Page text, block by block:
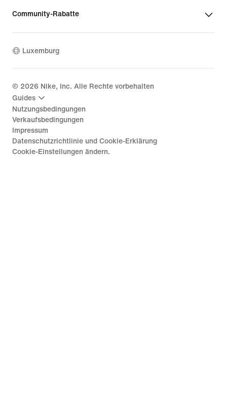
Community-Rabatte
Luxemburg
© 2026 Nike, Inc. Alle Rechte vorbehalten
Guides
Nutzungsbedingungen
Verkaufsbedingungen
Impressum
Datenschutzrichtlinie und Cookie-Erklärung
Cookie-Einstellungen ändern.